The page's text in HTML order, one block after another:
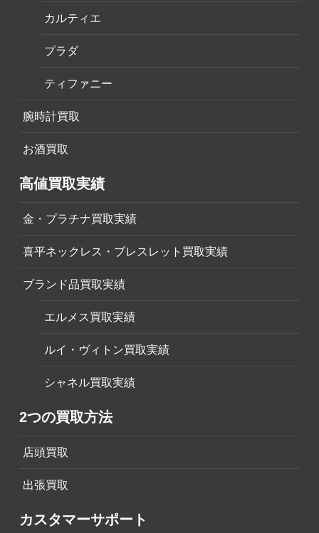
カルティエ
プラダ
ティファニー
腕時計買取
お酒買取
高値買取実績
金・プラチナ買取実績
喜平ネックレス・ブレスレット買取実績
ブランド品買取実績
エルメス買取実績
ルイ・ヴィトン買取実績
シャネル買取実績
2つの買取方法
店頭買取
出張買取
カスタマーサポート